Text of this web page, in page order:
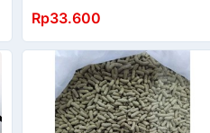
Rp33.600